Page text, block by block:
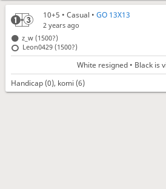
10+5 • Casual •GO 13X13
2 years ago
z_w (1500?)
Leon0429 (1500?)
White resigned • Black is
Handicap (0), komi (6)